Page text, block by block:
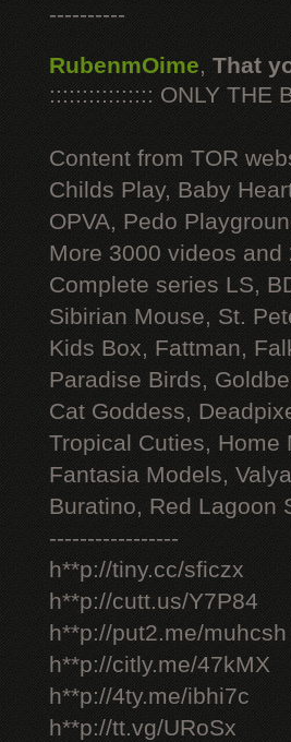
----------
RubenmOime, That
:::::::::::::::: ONLY THE
Content from TOR
Childs Play, Baby
OPVA, Pedo
More 3000 videos
Complete series LS,
Sibirian Mouse, St.
Kids Box, Fattman,
Paradise Birds,
Cat Goddess,
Tropical Cuties, Home
Fantasia Models,
Buratino, Red Lagoon
-----------------
h**p://tiny.cc/sficzx
h**p://cutt.us/Y7P84
h**p://put2.me/muhcsh
h**p://citly.me/47kMX
h**p://4ty.me/ibhi7c
h**p://tt.vg/URoSx